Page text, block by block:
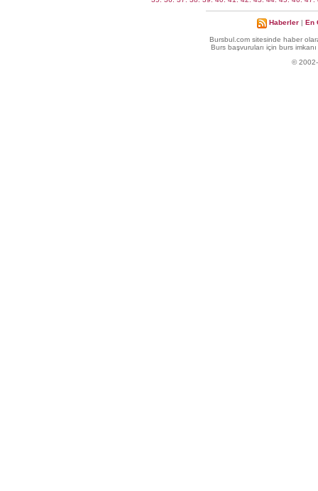
Haberler | En
Bursbul.com sitesinde haber
Burs başvuruları için burs
© 2002-